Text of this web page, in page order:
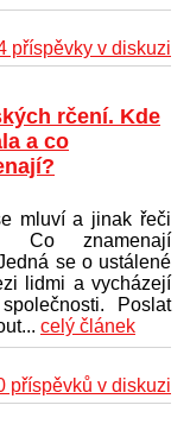
příspěvky v diskuzi
rčení. Kde
a co
mluví a jinak řeči
Co znamenají
se o ustálené
lidmi a vycházejí
Poslat
celý článek
příspěvků v diskuzi